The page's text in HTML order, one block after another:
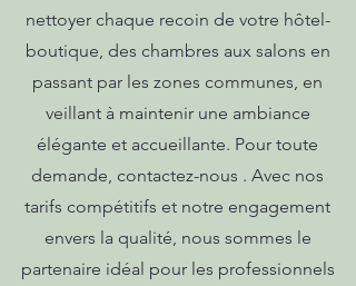
nettoyer chaque recoin de votre hôtel-
boutique, des chambres aux salons en
passant par les zones communes, en
veillant à maintenir une ambiance
élégante et accueillante. Pour toute
demande, contactez-nous . Avec nos
tarifs compétitifs et notre engagement
envers la qualité, nous sommes le
partenaire idéal pour les professionnels